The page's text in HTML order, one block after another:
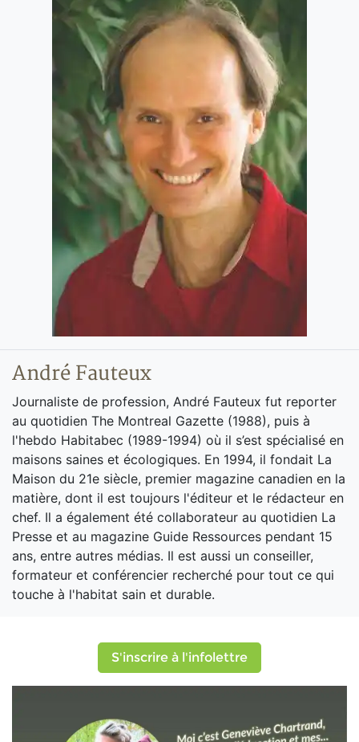
André Fauteux
Journaliste de profession, André Fauteux fut reporter
au quotidien The Montreal Gazette (1988), puis à
l'hebdo Habitabec (1989-1994) où il s’est spécialisé en
maisons saines et écologiques. En 1994, il fondait La
Maison du 21e siècle, premier magazine canadien en la
matière, dont il est toujours l'éditeur et le rédacteur en
chef. Il a également été collaborateur au quotidien La
Presse et au magazine Guide Ressources pendant 15
ans, entre autres médias. Il est aussi un conseiller,
formateur et conférencier recherché pour tout ce qui
touche à l'habitat sain et durable.
S'inscrire à l'infolettre